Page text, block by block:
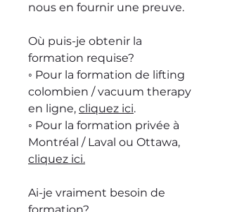
nous en fournir une preuve.
Où puis-je obtenir la
formation requise?
◦ Pour la formation de lifting
colombien / vacuum therapy
en ligne, cliquez ici.
◦ Pour la formation privée à
Montréal / Laval ou Ottawa,
cliquez ici.
Ai-je vraiment besoin de